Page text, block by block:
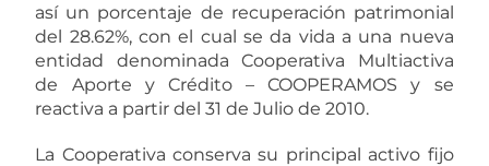
así un porcentaje de recuperación patrimonial
del 28.62%, con el cual se da vida a una nueva
entidad denominada Cooperativa Multiactiva
de Aporte y Crédito – COOPERAMOS y se
reactiva a partir del 31 de Julio de 2010.
La Cooperativa conserva su principal activo fijo